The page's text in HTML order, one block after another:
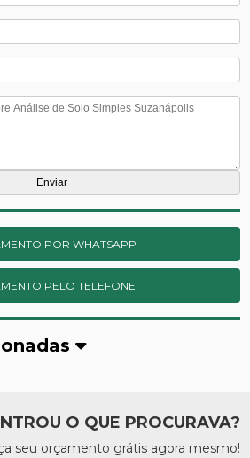
POR WHATSAPP
PELO TELEFONE
O QUE PROCURAVA?
seu orçamento grátis agora mesmo!